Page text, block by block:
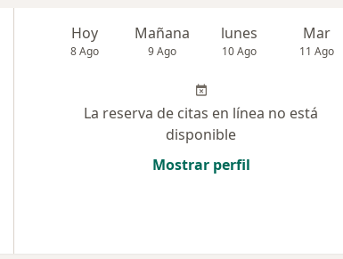
Hoy
8 Ago
Mañana
9 Ago
lunes
10 Ago
Mar
11 Ago
La reserva de citas en línea no está
disponible
Mostrar perfil